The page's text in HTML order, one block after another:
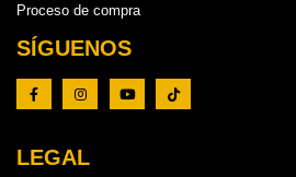
Proceso de compra
SÍGUENOS
LEGAL